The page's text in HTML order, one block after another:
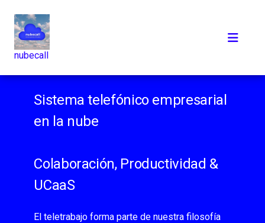
nubecall
Sistema telefónico empresarial
en la nube
Colaboración, Productividad &
UCaaS
El teletrabajo forma parte de nuestra filosofía